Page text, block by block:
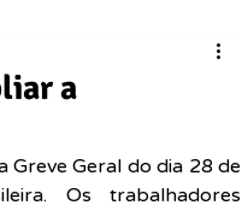
a
Greve Geral do dia 28 de
Os trabalhadores